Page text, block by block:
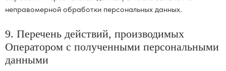
неправомерной обработки персональных данных.
9. Перечень действий, производимых
Оператором с полученными персональными
данными